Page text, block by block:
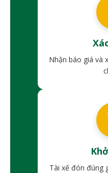
Nhận báo giá và
Tài xế đón đúng